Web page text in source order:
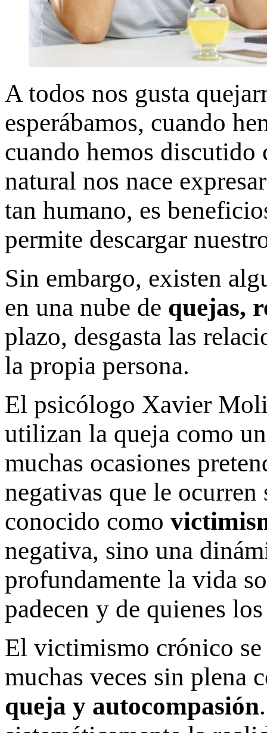
A todos nos gusta
esperábamos, cuando
cuando hemos discutido
natural nos nace
tan humano, es
permite descargar
Sin embargo, existen
en una nube de quejas,
plazo, desgasta las
la propia persona.
El psicólogo Xavier
utilizan la queja como
muchas ocasiones
negativas que le
conocido como
negativa, sino una
profundamente la vida
padecen y de quienes
El victimismo crónico se
muchas veces sin plena
queja y autocompasión